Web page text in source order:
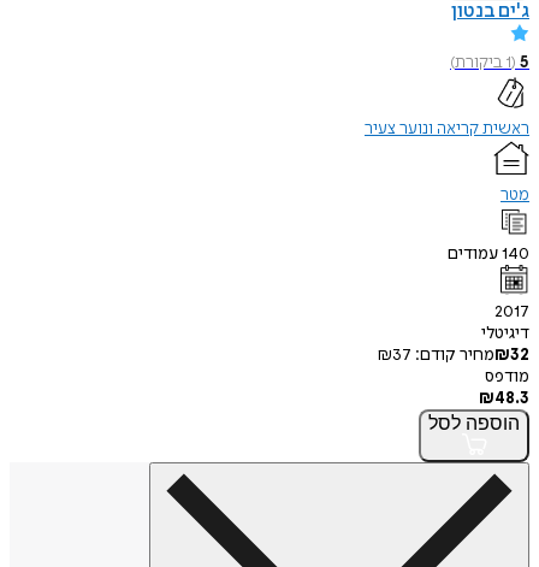
ג'ים בנטון
5
(
1ביקורת)
ראשית קריאה ונוער צעיר
מטר
140עמודים
2017
דיגיטלי
₪32 מחיר קודם: ₪37
מודפס
₪48.3
הוספה לסל